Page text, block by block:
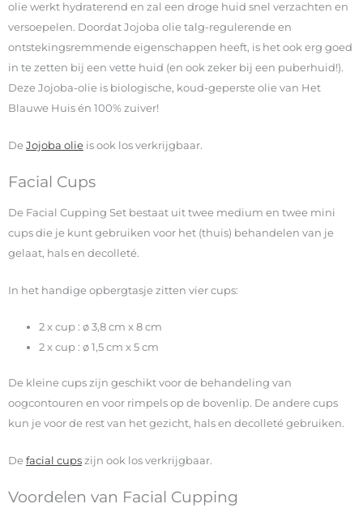
olie werkt hydraterend en zal een droge huid snel verzachten en
versoepelen. Doordat Jojoba olie talg-regulerende en
ontstekingsremmende eigenschappen heeft, is het ook erg goed
in te zetten bij een vette huid (en ook zeker bij een puberhuid!).
Deze Jojoba-olie is biologische, koud-geperste olie van Het
Blauwe Huis én 100% zuiver!
De Jojoba olie is ook los verkrijgbaar.
Facial Cups
De Facial Cupping Set bestaat uit twee medium en twee mini
cups die je kunt gebruiken voor het (thuis) behandelen van je
gelaat, hals en decolleté.
In het handige opbergtasje zitten vier cups:
2 x cup : ø 3,8 cm x 8 cm
2 x cup : ø 1,5 cm x 5 cm
De kleine cups zijn geschikt voor de behandeling van
oogcontouren en voor rimpels op de bovenlip. De andere cups
kun je voor de rest van het gezicht, hals en decolleté gebruiken.
De facial cups zijn ook los verkrijgbaar.
Voordelen van Facial Cupping